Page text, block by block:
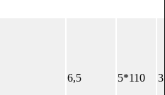
6,5 5*110